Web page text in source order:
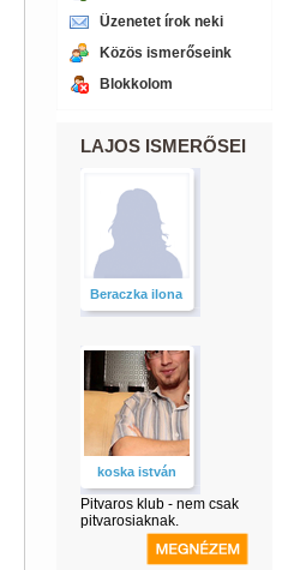
Üzenetet írok neki
Közös ismerőseink
Blokkolom
LAJOS ISMERŐSEI
Beraczka ilona
koska istván
Pitvaros klub - nem csak
pitvarosiaknak.